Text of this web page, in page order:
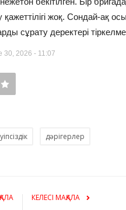
жоқ. Сондай-ақ
сұрату деректері
30, 2026 - 11:07
дәрігерлер
КЕЛЕСІ МАҚАЛА